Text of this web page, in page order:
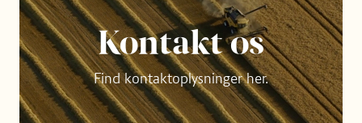
Kontakt os
Find kontaktoplysninger her.